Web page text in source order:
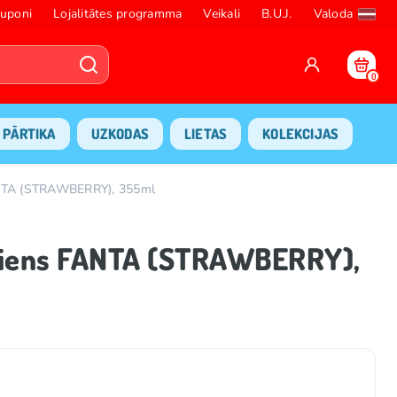
Lojalitātes programma Veikali B.U.J. Valoda
0
PĀRTIKA UZKODAS LIETAS KOLEKCIJAS
(STRAWBERRY), 355ml
FANTA (STRAWBERRY),